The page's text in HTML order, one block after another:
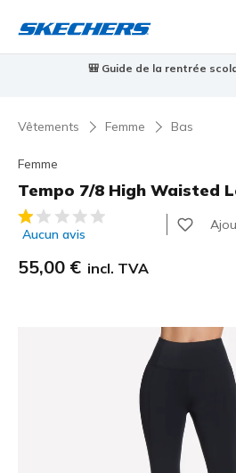
🎒 Guide de la rentrée
Vêtements Femme Bas
Femme
Tempo 7/8 High Waisted
Évaluation client 5 sur 5
Aucun avis
55,00 € incl. TVA